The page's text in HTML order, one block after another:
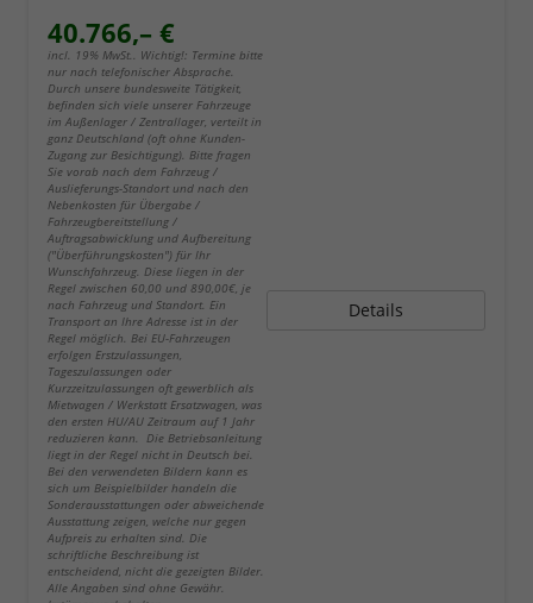
40.766,– €
incl. 19% MwSt.. Wichtig!: Termine bitte
nur nach telefonischer Absprache.
Durch unsere bundesweite Tätigkeit,
befinden sich viele unserer Fahrzeuge
im Außenlager / Zentrallager, verteilt in
ganz Deutschland (oft ohne Kunden-
Zugang zur Besichtigung). Bitte fragen
Sie vorab nach dem Fahrzeug /
Auslieferungs-Standort und nach den
Nebenkosten für Übergabe /
Fahrzeugbereitstellung /
Auftragsabwicklung und Aufbereitung
("Überführungskosten") für Ihr
Wunschfahrzeug. Diese liegen in der
Regel zwischen 60,00 und 890,00€, je
nach Fahrzeug und Standort. Ein
Transport an Ihre Adresse ist in der
Regel möglich. Bei EU-Fahrzeugen
erfolgen Erstzulassungen,
Tageszulassungen oder
Kurzzeitzulassungen oft gewerblich als
Mietwagen / Werkstatt Ersatzwagen, was
den ersten HU/AU Zeitraum auf 1 Jahr
reduzieren kann. Die Betriebsanleitung
liegt in der Regel nicht in Deutsch bei.
Bei den verwendeten Bildern kann es
sich um Beispielbilder handeln die
Sonderausstattungen oder abweichende
Ausstattung zeigen, welche nur gegen
Aufpreis zu erhalten sind. Die
schriftliche Beschreibung ist
entscheidend, nicht die gezeigten Bilder.
Alle Angaben sind ohne Gewähr.
Details